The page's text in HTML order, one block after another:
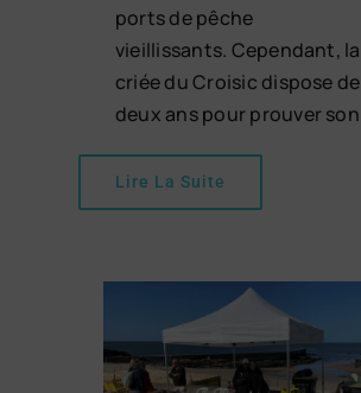
ports de pêche
vieillissants. Cependant, la
criée du Croisic dispose de
deux ans pour prouver son
Lire La Suite